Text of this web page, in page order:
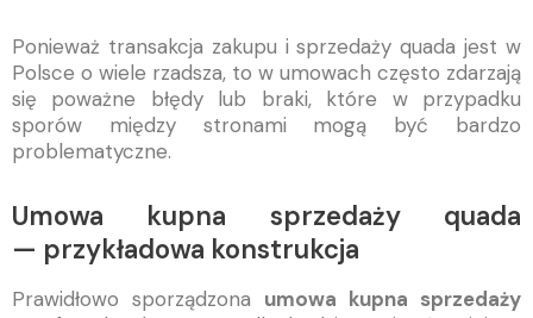
Ponieważ transakcja zakupu i sprzedaży quada jest w
Polsce o wiele rzadsza, to w umowach często zdarzają
się poważne błędy lub braki, które w przypadku
sporów między stronami mogą być bardzo
problematyczne.
Umowa kupna sprzedaży quada
— przykładowa konstrukcja
Prawidłowo sporządzona umowa kupna sprzedaży